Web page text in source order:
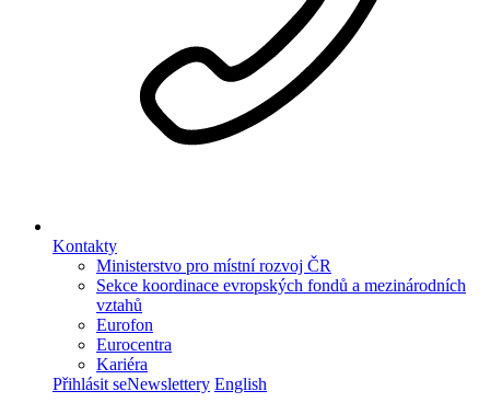
Kontakty
Ministerstvo pro místní rozvoj ČR
Sekce koordinace evropských fondů a mezinárodních
vztahů
Eurofon
Eurocentra
Kariéra
Přihlásit seNewslettery English